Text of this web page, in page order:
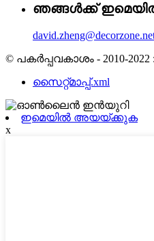
ഞങ്ങൾക്ക്
© പകർപ്പവകാശം - 2010-
സൈറ്റ്മാപ്പ്.xml
ഇമെയിൽ അയയ്ക്കുക
x